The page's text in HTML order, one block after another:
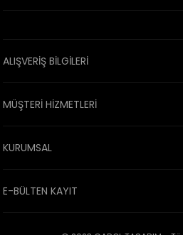
ALIŞVERİŞ BİLGİLERİ
MÜŞTERİ HİZMETLERİ
KURUMSAL
E-BÜLTEN KAYIT